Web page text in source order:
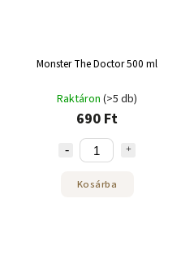
Monster The Doctor 500 ml
Raktáron (>5 db)
690 Ft
Kosárba